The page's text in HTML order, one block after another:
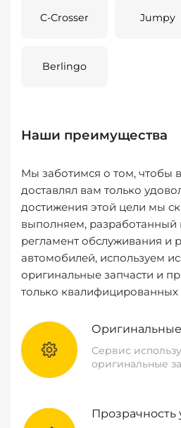
C-Crosser Jumpy
Berlingo
Наши преимущества
Мы заботимся о том, чтобы
доставлял вам только
достижения этой цели мы
выполняем, разработанный
регламент обслуживания и
автомобилей, используем
оригинальные запчасти и
только квалифицированных
Оригинальные
Сервис
оригинальные
Прозрачность